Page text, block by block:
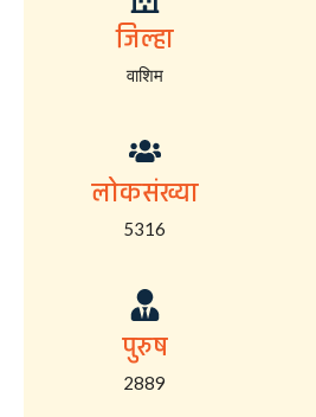
जिल्हा
वाशिम
लोकसंख्या
5316
पुरुष
2889